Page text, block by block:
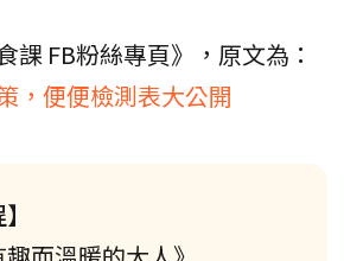
課 FB粉絲專頁》，原文為：
便便檢測表大公開